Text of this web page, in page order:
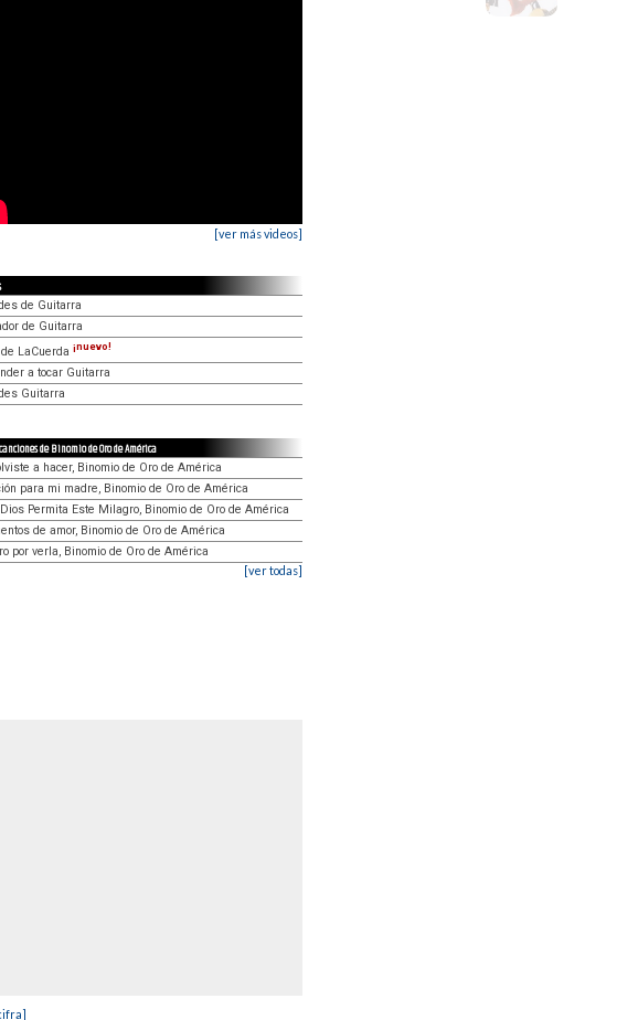
[ver más videos]
de Guitarra
de Guitarra
LaCuerda ¡nuevo!
a tocar Guitarra
Guitarra
de Binomio de Oro de América
a hacer, Binomio de Oro de América
para mi madre, Binomio de Oro de América
Permita Este Milagro, Binomio de Oro de América
de amor, Binomio de Oro de América
por verla, Binomio de Oro de América
[ver todas]